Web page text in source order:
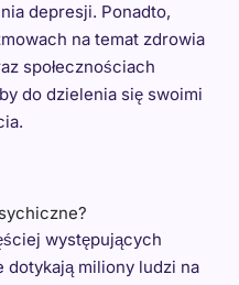
depresji. Ponadto,
na temat zdrowia
społecznościach
do dzielenia się swoimi
występujących
miliony ludzi na